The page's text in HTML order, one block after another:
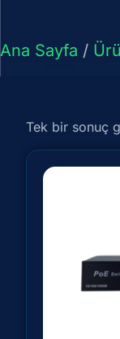
Ana Sayfa /
Tek bir sonuç